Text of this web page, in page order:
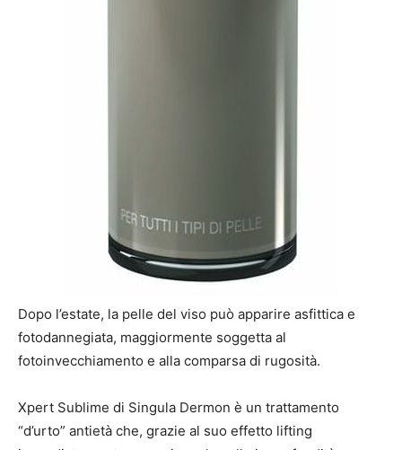
Dopo l’estate, la pelle del viso può apparire asfittica e
fotodannegiata, maggiormente soggetta al
fotoinvecchiamento e alla comparsa di rugosità.
Xpert Sublime di Singula Dermon è un trattamento
“d’urto” antietà che, grazie al suo effetto lifting